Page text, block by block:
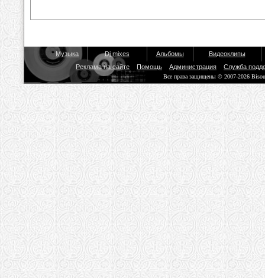
Музыка Dj mixes Альбомы
Видеоклипы
Реклама на сайте
Помощь Администрация Служба
Все права защищены © 2007-2026